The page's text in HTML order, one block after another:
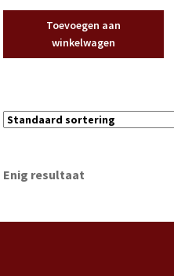
Toevoegen aan
winkelwagen
Enig resultaat